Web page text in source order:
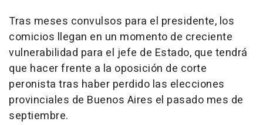
Tras meses convulsos para el presidente, los
comicios llegan en un momento de creciente
vulnerabilidad para el jefe de Estado, que tendrá
que hacer frente a la oposición de corte
peronista tras haber perdido las elecciones
provinciales de Buenos Aires el pasado mes de
septiembre.